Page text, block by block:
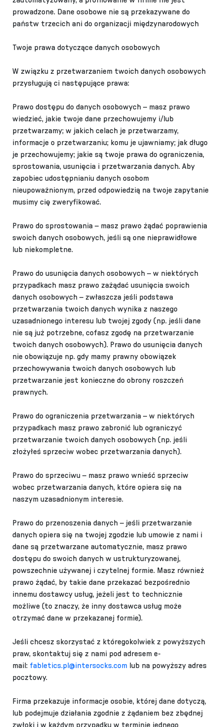
prowadzone. Dane osobowe nie są przekazywane do
państw trzecich ani do organizacji międzynarodowych
Twoje prawa dotyczące danych osobowych
W związku z przetwarzaniem twoich danych osobowych
przysługują ci następujące prawa:
Prawo dostępu do danych osobowych – masz prawo
wiedzieć, jakie twoje dane przechowujemy i/lub
przetwarzamy; w jakich celach je przetwarzamy,
informacje o przetwarzaniu; komu je ujawniamy; jak długo
je przechowujemy; jakie są twoje prawa do ograniczenia,
sprostowania, usunięcia i przetwarzania danych. Aby
zapobiec udostępnianiu danych osobom
nieupoważnionym, przed odpowiedzią na twoje zapytanie
musimy cię zweryfikować.
Prawo do sprostowania – masz prawo żądać poprawienia
swoich danych osobowych, jeśli są one nieprawidłowe
lub niekompletne.
Prawo do usunięcia danych osobowych – w niektórych
przypadkach masz prawo zażądać usunięcia swoich
danych osobowych – zwłaszcza jeśli podstawa
przetwarzania twoich danych wynika z naszego
uzasadnionego interesu lub twojej zgody (np. jeśli dane
nie są już potrzebne, cofasz zgodę na przetwarzanie
twoich danych osobowych). Prawo do usunięcia danych
nie obowiązuje np. gdy mamy prawny obowiązek
przechowywania twoich danych osobowych lub
przetwarzanie jest konieczne do obrony roszczeń
prawnych.
Prawo do ograniczenia przetwarzania – w niektórych
przypadkach masz prawo zabronić lub ograniczyć
przetwarzanie twoich danych osobowych (np. jeśli
złożyłeś sprzeciw wobec przetwarzania danych).
Prawo do sprzeciwu – masz prawo wnieść sprzeciw
wobec przetwarzania danych, które opiera się na
naszym uzasadnionym interesie.
Prawo do przenoszenia danych – jeśli przetwarzanie
danych opiera się na twojej zgodzie lub umowie z nami i
dane są przetwarzane automatycznie, masz prawo
dostępu do swoich danych w ustrukturyzowanej,
powszechnie używanej i czytelnej formie. Masz również
prawo żądać, by takie dane przekazać bezpośrednio
innemu dostawcy usług, jeżeli jest to technicznie
możliwe (to znaczy, że inny dostawca usług może
otrzymać dane w przekazanej formie).
Jeśli chcesz skorzystać z któregokolwiek z powyższych
praw, skontaktuj się z nami pod adresem e-
mail: fabletics.pl@intersocks.com lub na powyższy adres
pocztowy.
Firma przekazuje informacje osobie, której dane dotyczą,
lub podejmuje działania zgodnie z żądaniem bez zbędnej
zwłoki i w każdym przypadku w terminie jednego